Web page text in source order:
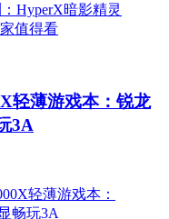
轻薄游戏本：锐龙
3A